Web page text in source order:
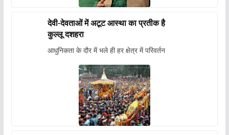
देवी-देवताओं में अटूट आस्था का प्रतीक है
कुल्लू दशहरा
आधुनिकता के दौर में भले ही हर क्षेत्र में परिवर्तन